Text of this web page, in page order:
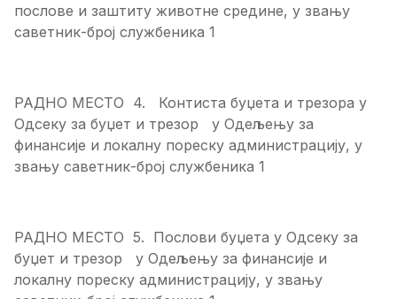
послове и заштиту животне средине, у звању
саветник-број службеника 1
РАДНО МЕСТО 4. Контиста буџета и трезора у
Одсеку за буџет и трезор у Одељењу за
финансије и локалну пореску администрацију, у
звању саветник-број службеника 1
РАДНО МЕСТО 5. Послови буџета у Одсеку за
буџет и трезор у Одељењу за финансије и
локалну пореску администрацију, у звању